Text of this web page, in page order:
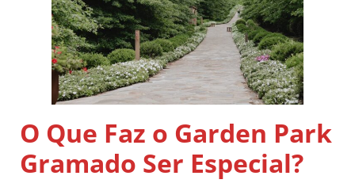
O Que Faz o Garden Park
Gramado Ser Especial?